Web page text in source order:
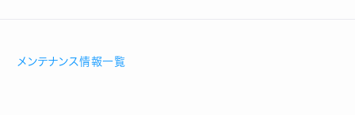
メンテナンス情報一覧